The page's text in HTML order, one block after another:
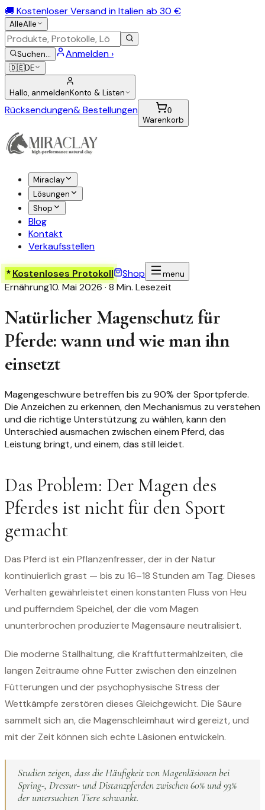
🚚 Kostenloser Versand in Italien ab 30 €
AlleAlle
Suchen… Anmelden ›
🇩🇪DE
Hallo, anmeldenKonto & Listen
Rücksendungen& Bestellungen 0
Warenkorb
Miraclay
Lösungen
Shop
Blog
Kontakt
Verkaufsstellen
Kostenloses Protokoll Shop menu
Ernährung10. Mai 2026·8 Min. Lesezeit
Natürlicher Magenschutz für
Pferde: wann und wie man ihn
einsetzt
Magengeschwüre betreffen bis zu 90% der Sportpferde.
Die Anzeichen zu erkennen, den Mechanismus zu verstehen
und die richtige Unterstützung zu wählen, kann den
Unterschied ausmachen zwischen einem Pferd, das
Leistung bringt, und einem, das still leidet.
Das Problem: Der Magen des
Pferdes ist nicht für den Sport
gemacht
Das Pferd ist ein Pflanzenfresser, der in der Natur
kontinuierlich grast — bis zu 16–18 Stunden am Tag. Dieses
Verhalten gewährleistet einen konstanten Fluss von Heu
und pufferndem Speichel, der die vom Magen
ununterbrochen produzierte Magensäure neutralisiert.
Die moderne Stallhaltung, die Kraftfuttermahlzeiten, die
langen Zeiträume ohne Futter zwischen den einzelnen
Fütterungen und der psychophysische Stress der
Wettkämpfe zerstören dieses Gleichgewicht. Die Säure
sammelt sich an, die Magenschleimhaut wird gereizt, und
mit der Zeit können sich echte Läsionen entwickeln.
Studien zeigen, dass die Häufigkeit von Magenläsionen bei
Spring-, Dressur- und Distanzpferden zwischen 60% und 93%
der untersuchten Tiere schwankt.